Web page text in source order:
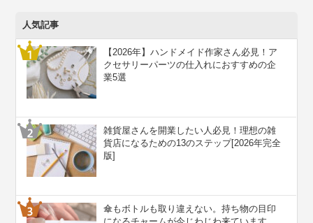
人気記事
【2026年】ハンドメイド作家さん必見！ア
クセサリーパーツの仕入れにおすすめの企
業5選
雑貨屋さんを開業したい人必見！理想の雑
貨店になるための13のステップ[2026年完全
版]
傘もボトルも取り違えない。持ち物の目印